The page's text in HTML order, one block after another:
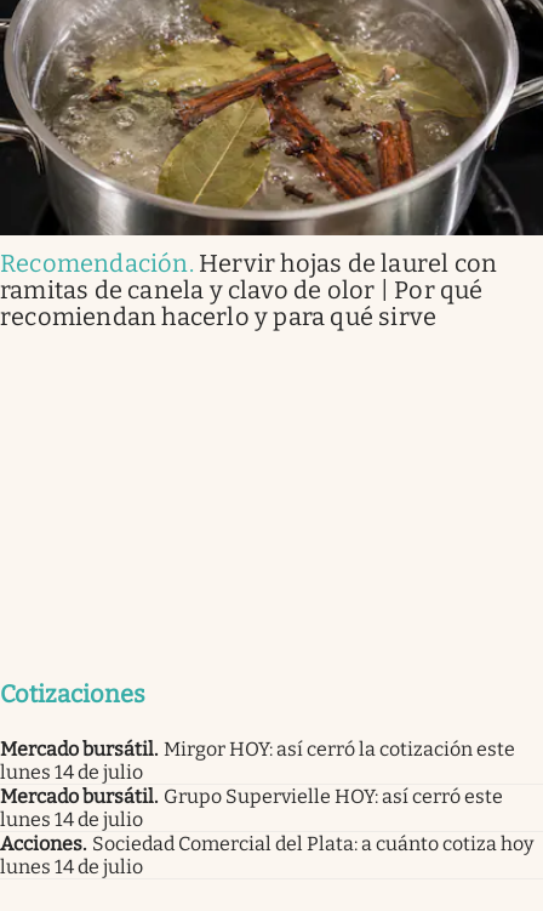
Recomendación. Hervir hojas de laurel con
ramitas de canela y clavo de olor | Por qué
recomiendan hacerlo y para qué sirve
Cotizaciones
Mercado bursátil. Mirgor HOY: así cerró la cotización este
lunes 14 de julio
Mercado bursátil. Grupo Supervielle HOY: así cerró este
lunes 14 de julio
Acciones. Sociedad Comercial del Plata: a cuánto cotiza hoy
lunes 14 de julio